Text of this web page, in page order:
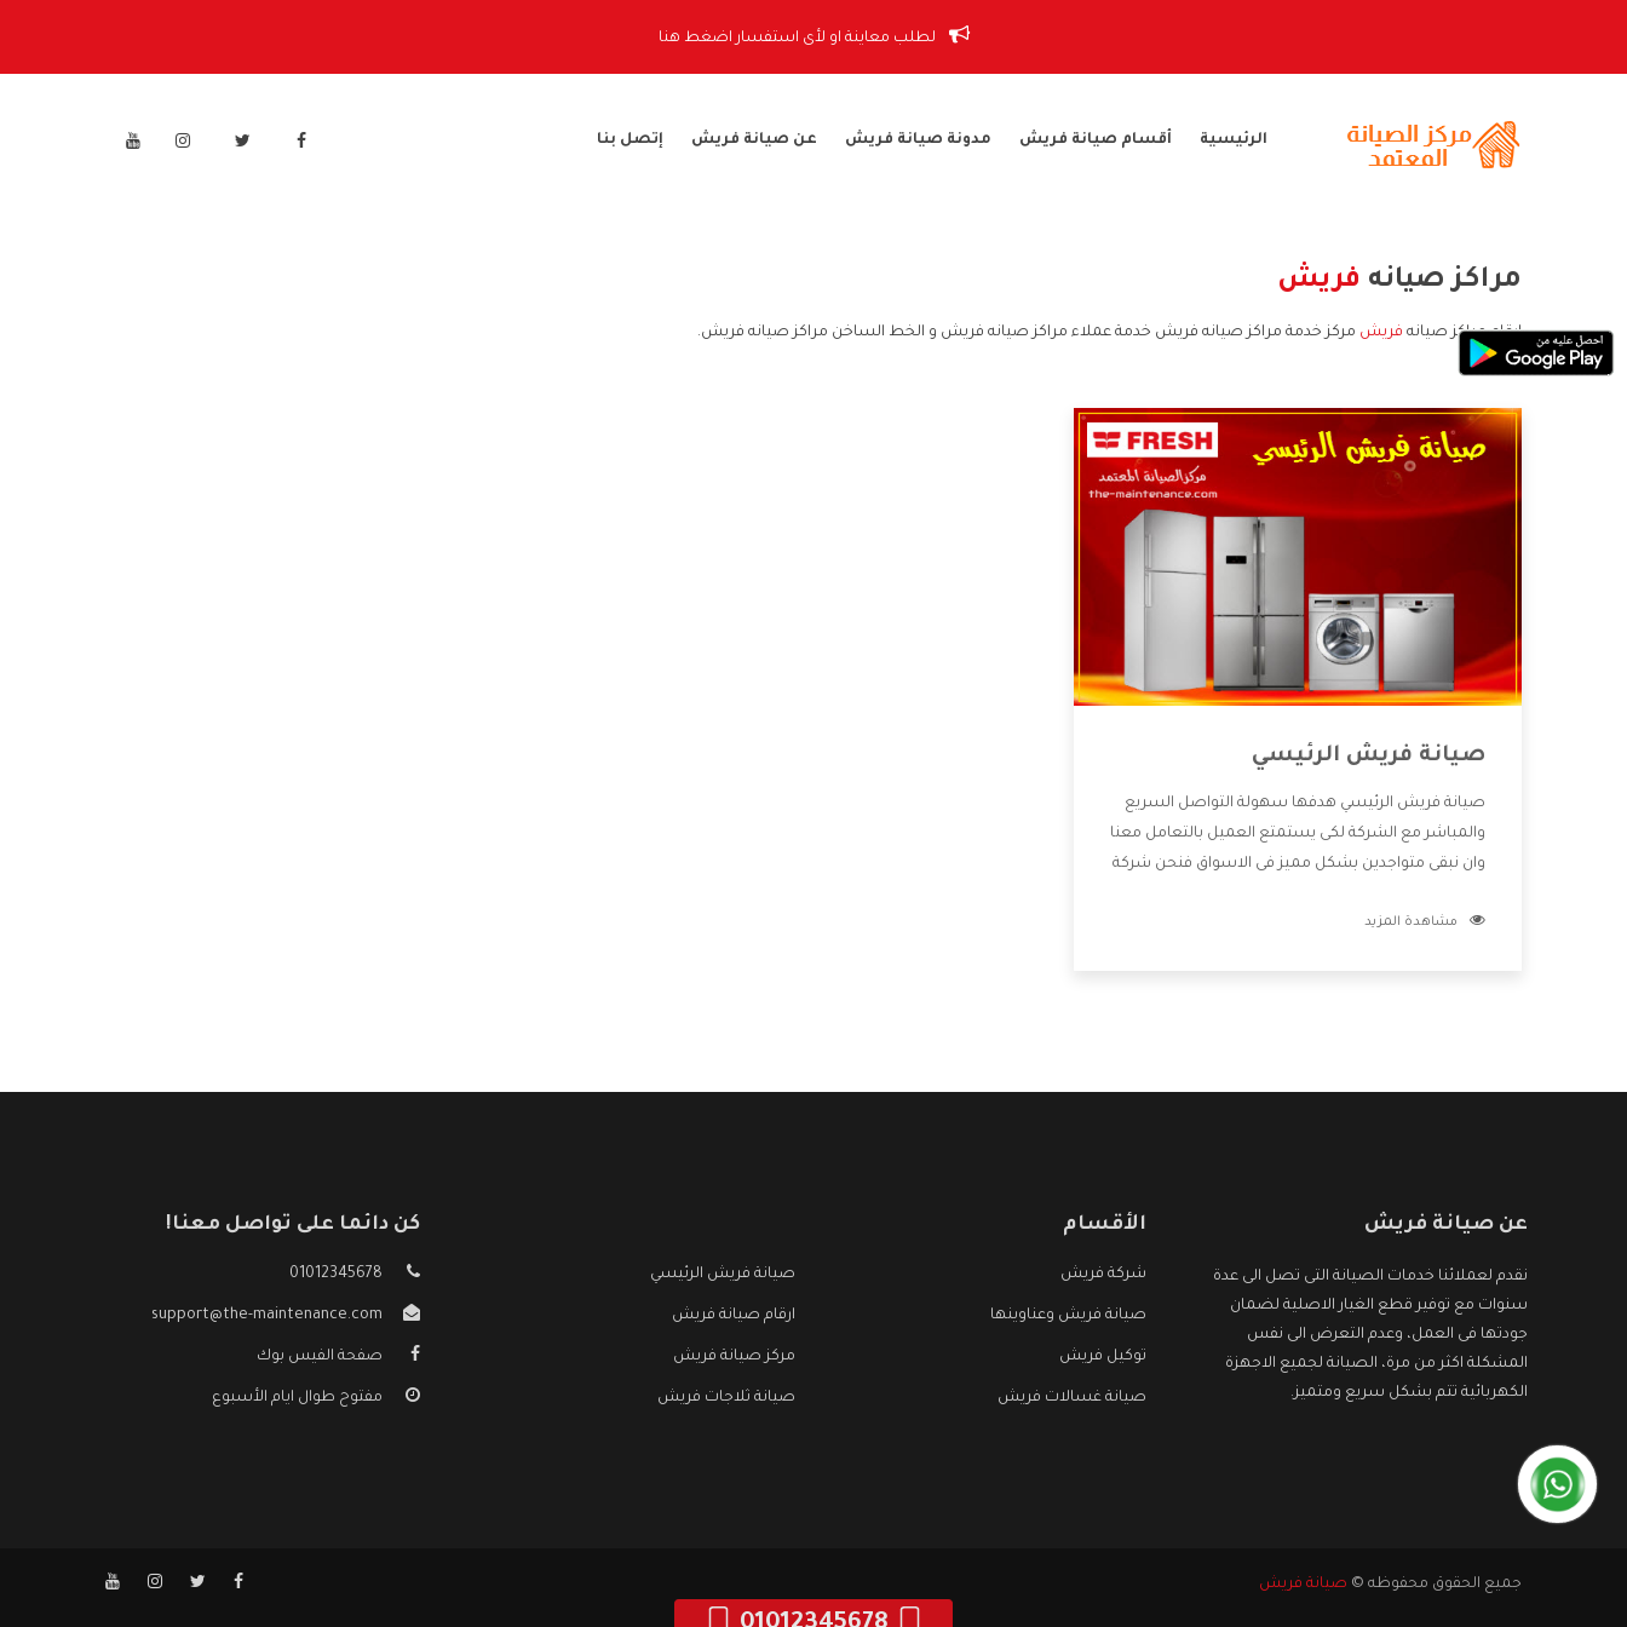
لطلب معاينة او لأى استفسار اضغط هنا
الرئيسية أقسام صيانة فريش مدونة صيانة فريش عن صيانة فريش إتصل بنا
مراكز صيانه فريش
ارقام مراكز صيانه فريش مركز خدمة مراكز صيانه فريش خدمة عملاء مراكز صيانه فريش و الخط الساخن مراكز صيانه فريش.
صيانة فريش الرئيسي
صيانة فريش الرئيسي هدفها سهولة التواصل السريع
والمباشر مع الشركة لكى يستمتع العميل بالتعامل معنا
وان نبقى متواجدين بشكل مميز فى الاسواق فنحن شركة
بالخدمات التى تنفرد الشركة بها والتى تكون منها خدمة
مشاهدة المزيد
عن صيانة فريش
نقدم لعملائنا خدمات الصيانة التى تصل الى عدة
سنوات مع توفير قطع الغيار الاصلية لضمان
جودتها فى العمل، وعدم التعرض الى نفس
المشكلة اكثر من مرة، الصيانة لجميع الاجهزة
الكهربائية تتم بشكل سريع ومتميز.
الأقسام
شركة فريش صيانة فريش الرئيسي
صيانة فريش وعناوينها ارقام صيانة فريش
توكيل فريش مركز صيانة فريش
صيانة غسالات فريش صيانة ثلاجات فريش
كن دائما على تواصل معنا!
01012345678
support@the-maintenance.com
صفحة الفيس بوك
مفتوح طوال ايام الأسبوع
جميع الحقوق محفوظه © صيانة فريش